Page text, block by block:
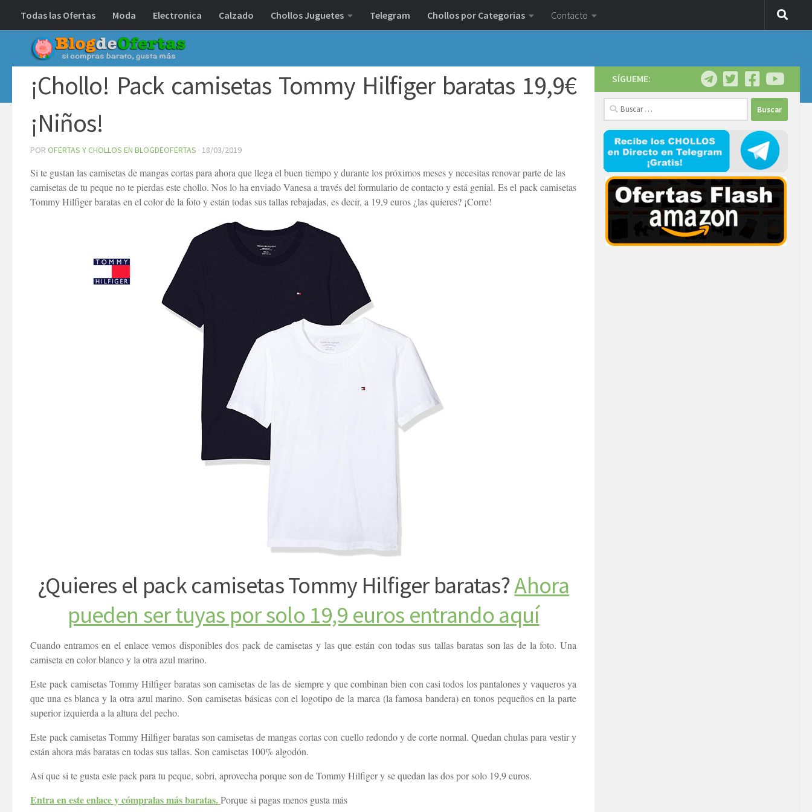
Debajo del contenido
Todas las Ofertas Moda Electronica Calzado Chollos Juguetes Telegram Chollos por Categorias Contacto
¡Chollo! Pack camisetas Tommy Hilfiger baratas 19,9€
¡Niños!
POR OFERTAS Y CHOLLOS EN BLOGDEOFERTAS · 18/03/2019
Si te gustan las camisetas de mangas cortas para ahora que llega el buen tiempo y durante los próximos meses y necesitas renovar parte de las
camisetas de tu peque no te pierdas este chollo. Nos lo ha enviado Vanesa a través del formulario de contacto y está genial. Es el pack camisetas
Tommy Hilfiger baratas en el color de la foto y están todas sus tallas rebajadas, es decir, a 19,9 euros ¿las quieres? ¡Corre!
¿Quieres el pack camisetas Tommy Hilfiger baratas?Ahora
pueden ser tuyas por solo 19,9 euros entrando aquí
Cuando entramos en el enlace vemos disponibles dos pack de camisetas y las que están con todas sus tallas baratas son las de la foto. Una
camiseta en color blanco y la otra azul marino.
Este pack camisetas Tommy Hilfiger baratas son camisetas de las de siempre y que combinan bien con casi todos los pantalones y vaqueros ya
que una es blanca y la otra azul marino. Son camisetas básicas con el logotipo de la marca (la famosa bandera) en tonos pequeños en la parte
superior izquierda a la altura del pecho.
Este pack camisetas Tommy Hilfiger baratas son camisetas de mangas cortas con cuello redondo y de corte normal. Quedan chulas para vestir y
están ahora más baratas en todas sus tallas. Son camisetas 100% algodón.
Así que si te gusta este pack para tu peque, sobri, aprovecha porque son de Tommy Hilfiger y se quedan las dos por solo 19,9 euros.
Entra en este enlace y cómpralas más baratas.Porque si pagas menos gusta más
SÍGUEME:
Buscar: